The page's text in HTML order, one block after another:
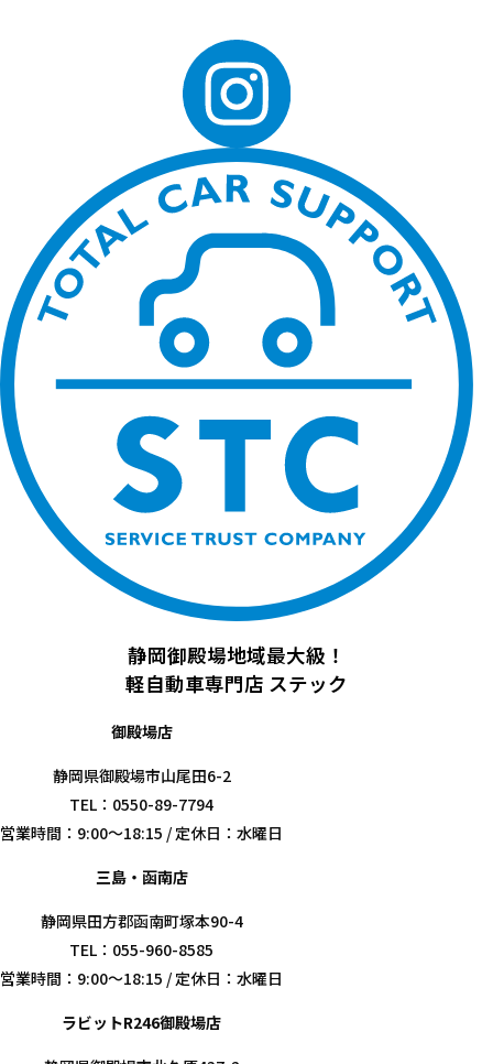
静岡御殿場地域最大級！
軽自動車専門店 ステック
御殿場店
静岡県御殿場市山尾田6-2
TEL：0550-89-7794
営業時間：9:00～18:15 / 定休日：水曜日
三島・函南店
静岡県田方郡函南町塚本90-4
TEL：055-960-8585
営業時間：9:00～18:15 / 定休日：水曜日
ラビットR246御殿場店